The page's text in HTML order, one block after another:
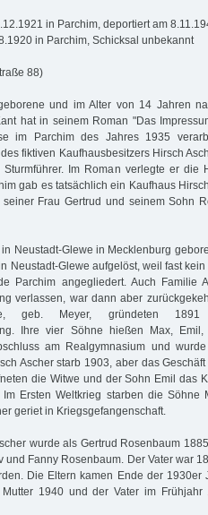
in Parchim, deportiert am
in Parchim, Schicksal unbekannt
88)
und im Alter von 14 Jahren
hat in seinem Roman "Das
im Parchim des Jahres 1935
fiktiven Kaufhausbesitzers Hirsch
Im Roman verlegte er die
gab es tatsächlich ein Kaufhaus
seiner Frau Gertrud und seinem Sohn
Neustadt-Glewe in Mecklenburg
Neustadt-Glewe aufgelöst, weil fast
Parchim angegliedert. Auch Familie
verlassen, war dann aber
geb. Meyer, gründeten
Ihre vier Söhne hießen Max,
am Realgymnasium und
Ascher starb 1903, aber das
die Witwe und der Sohn Emil das
Ersten Weltkrieg starben die Söhne
geriet in Kriegsgefangenschaft.
wurde als Gertrud Rosenbaum
und Fanny Rosenbaum. Der Vater war
Die Eltern kamen Ende der 1930er
1940 und der Vater im Frühjahr